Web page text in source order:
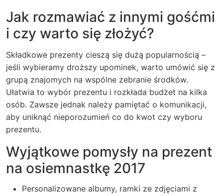
Jak rozmawiać z innymi gośćmi
i czy warto się złożyć?
Składkowe prezenty cieszą się dużą popularnością –
jeśli wybieramy droższy upominek, warto umówić się z
grupą znajomych na wspólne zebranie środków.
Ułatwia to wybór prezentu i rozkłada budżet na kilka
osób. Zawsze jednak należy pamiętać o komunikacji,
aby uniknąć nieporozumień co do kwot czy wyboru
prezentu.
Wyjątkowe pomysły na prezent
na osiemnastkę 2017
Personalizowane albumy, ramki ze zdjęciami z